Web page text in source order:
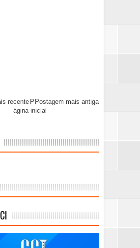
recente Postagem mais antiga
P
ágina inicial